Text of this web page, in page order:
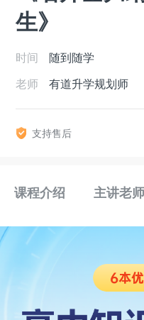
生》
时间
随到随学
老师
有道升学规划师
支持售后
课程介绍 主讲老师